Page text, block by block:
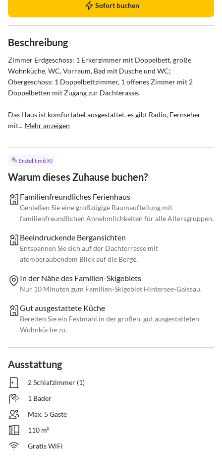
Sofort buchen
Beschreibung
Zimmer Erdgeschoss: 1 Erkerzimmer mit Doppelbett, große
Wohnküche, WC, Vorraum, Bad mit Dusche und WC;
Obergeschoss: 1 Doppelbettzimmer, 1 offenes Zimmer mit 2
Doppelbetten mit Zugang zur Dachterasse.
Das Haus ist komfortabel ausgestattet, es gibt Radio, Fernseher
mit... Mehr anzeigen
Erstellt mit KI
Warum dieses Zuhause buchen?
Familienfreundliches Ferienhaus
Genießen Sie eine großzügige Raumaufteilung mit
familienfreundlichen Annehmlichkeiten für alle Altersgruppen.
Beeindruckende Bergansichten
Entspannen Sie sich auf der Dachterrasse mit
atemberaubendem Blick auf die Berge.
In der Nähe des Familien-Skigebiets
Nur 10 Minuten zum Familien-Skigebiet Hintersee-Gaissau.
Gut ausgestattete Küche
Bereiten Sie ein Festmahl in der großen, gut ausgestatteten
Wohnküche zu.
Ausstattung
2 Schlafzimmer (1)
1 Bäder
Max. 5 Gäste
110 m²
Gratis WiFi